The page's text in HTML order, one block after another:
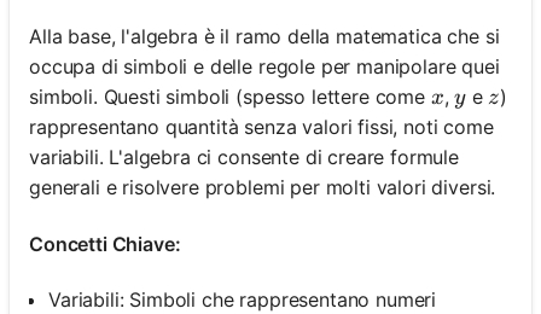
Alla base, l'algebra è il ramo della matematica che si
occupa di simboli e delle regole per manipolare quei
simboli. Questi simboli (spesso lettere come x
x,y
ye z
z)
rappresentano quantità senza valori fissi, noti come
variabili. L'algebra ci consente di creare formule
generali e risolvere problemi per molti valori diversi.
Concetti Chiave:
Variabili: Simboli che rappresentano numeri